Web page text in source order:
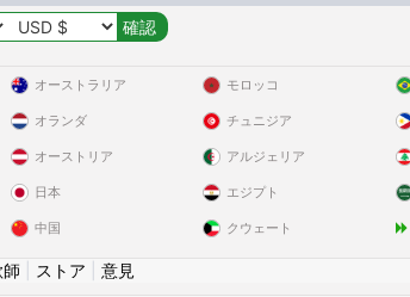
オーストラリア
オランダ
オーストリア
日本
中国
モロッコ
チュニジア
アルジェリア
エジプト
クウェート
ストア 意見